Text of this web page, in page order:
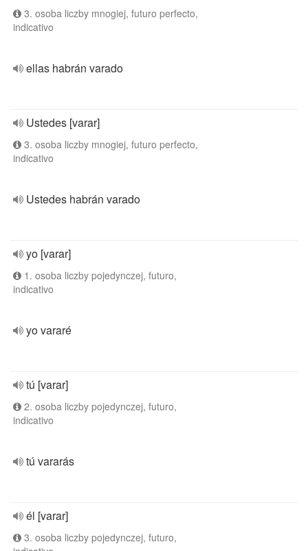
3. osoba liczby mnogiej, futuro perfecto,
indicativo
ellas habrán varado
Ustedes [varar]
3. osoba liczby mnogiej, futuro perfecto,
indicativo
Ustedes habrán varado
yo [varar]
1. osoba liczby pojedynczej, futuro,
indicativo
yo vararé
tú [varar]
2. osoba liczby pojedynczej, futuro,
indicativo
tú vararás
él [varar]
3. osoba liczby pojedynczej, futuro,